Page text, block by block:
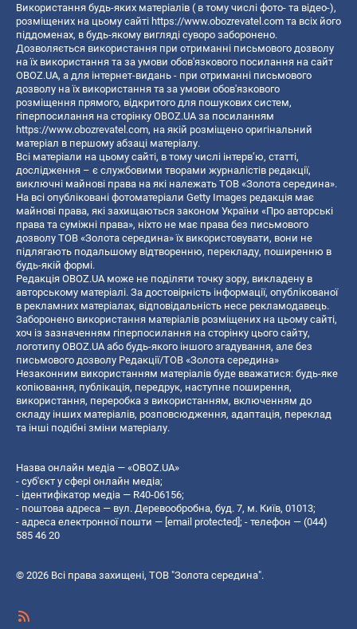
Використання будь-яких матеріалів ( в тому числі фото- та відео-),
розміщених на цьому сайті https://www.obozrevatel.com та всіх його
піддоменах, в будь-якому вигляді суворо заборонено.
Дозволяється використання при отриманні письмового дозволу
на їх використання та за умови обов'язкового посилання на сайт
OBOZ.UA, а для інтернет-видань - при отриманні письмового
дозволу на їх використання та за умови обов'язкового
розміщення прямого, відкритого для пошукових систем,
гіперпосилання на сторінку OBOZ.UA за посиланням
https://www.obozrevatel.com, на якій розміщено оригінальний
матеріал в першому абзаці матеріалу.
Всі матеріали на цьому сайті, в тому числі інтерв’ю, статті,
дослідження – є службовими творами журналістів редакції,
виключні майнові права на які належать ТОВ «Золота середина».
На всі опубліковані фотоматеріали Getty Images редакція має
майнові права, які захищаються законом України «Про авторські
права та суміжні права», ніхто не має права без письмового
дозволу ТОВ «Золота середина» їх використовувати, вони не
підлягають подальшому відтворенню, перекладу, поширенню в
будь-якій формі.
Редакція OBOZ.UA може не поділяти точку зору, викладену в
авторському матеріалі. За достовірність інформації, опублікованої
в рекламних матеріалах, відповідальність несе рекламодавець.
Заборонено використання матеріалів розміщених на цьому сайті,
хоч із зазначенням гіперпосилання на сторінку цього сайту,
логотипу OBOZ.UA або будь-якого іншого згадування, але без
письмового дозволу Редакції/ТОВ «Золота середина»
Незаконним використанням матеріалів буде вважатися: будь-яке
копiювання, публiкацiя, передрук, наступне поширення,
використання, переробка з використанням, включенням до
складу інших матеріалів, розповсюдження, адаптація, переклад
та інші подібні зміни матеріалу.
Назва онлайн медіа — «OBOZ.UA»
- суб'єкт у сфері онлайн медіа;
- ідентифікатор медіа — R40-06156;
- поштова адреса — вул. Деревообробна, буд. 7, м. Київ, 01013;
- адреса електронної пошти — [email protected]; - телефон — (044)
585 46 20
© 2026 Всі права захищені, ТОВ "Золота середина".